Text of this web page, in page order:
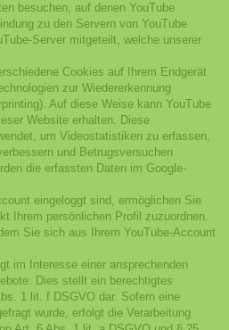
besuchen, auf denen YouTube
zu den Servern von YouTube
Server mitgeteilt, welche unserer
Cookies auf Ihrem Endgerät
zur Wiedererkennung
Auf diese Weise kann YouTube
Website erhalten. Diese
um Videostatistiken zu erfassen,
und Betrugsversuchen
die erfassten Daten im Google-
eingeloggt sind, ermöglichen Sie
Ihrem persönlichen Profil zuzuordnen.
Sie sich aus Ihrem YouTube-Account
im Interesse einer ansprechenden
Dies stellt ein berechtigtes
1 lit. f DSGVO dar. Sofern eine
wurde, erfolgt die Verarbeitung